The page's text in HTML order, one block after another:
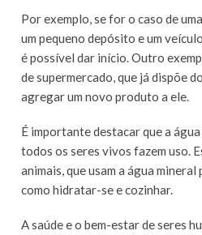
Por exemplo, se for o caso de
um pequeno depósito e um
é possível dar início. Outro
de supermercado, que já dispõe
agregar um novo produto a ele.
É importante destacar que a
todos os seres vivos fazem uso.
animais, que usam a água
como hidratar-se e cozinhar.
A saúde e o bem-estar de seres